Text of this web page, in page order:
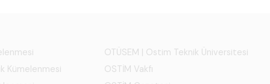
Kümelenmesi
OTÜSEM | Ostim Teknik Üniversitesi
OSTİM Vakfı